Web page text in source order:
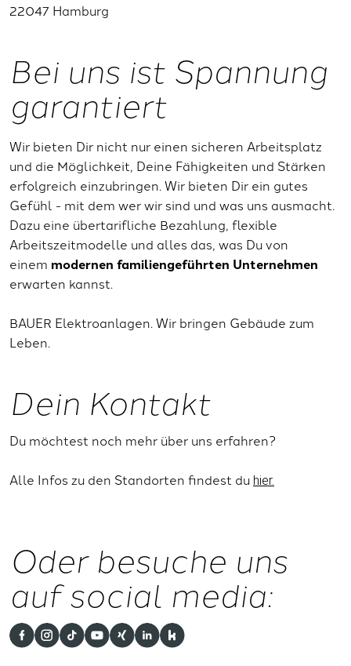
22047 Hamburg
Bei uns ist Spannung
garantiert
Wir bieten Dir nicht nur einen sicheren Arbeitsplatz
und die Möglichkeit, Deine Fähigkeiten und Stärken
erfolgreich einzubringen. Wir bieten Dir ein gutes
Gefühl - mit dem wer wir sind und was uns ausmacht.
Dazu eine übertarifliche Bezahlung, flexible
Arbeitszeitmodelle und alles das, was Du von
einem modernen familiengeführten Unternehmen
erwarten kannst.
BAUER Elektroanlagen. Wir bringen Gebäude zum
Leben.
Dein Kontakt
Du möchtest noch mehr über uns erfahren?
Alle Infos zu den Standorten findest du hier.
Oder besuche uns
auf social media: